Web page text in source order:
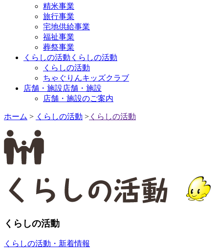
精米事業
旅行事業
宅地供給事業
福祉事業
葬祭事業
くらしの活動 くらしの活動
くらしの活動
ちゃぐりんキッズクラブ
店舗・施設店舗・施設
店舗・施設のご案内
ホーム > くらしの活動 > くらしの活動
くらしの活動
くらしの活動・新着情報